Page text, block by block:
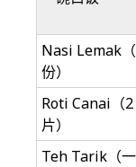
Nasi Lemak
份）
Roti Canai（2
片）
Teh Tarik（